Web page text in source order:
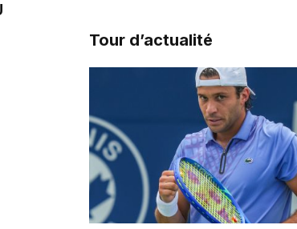
Tour d’actualité